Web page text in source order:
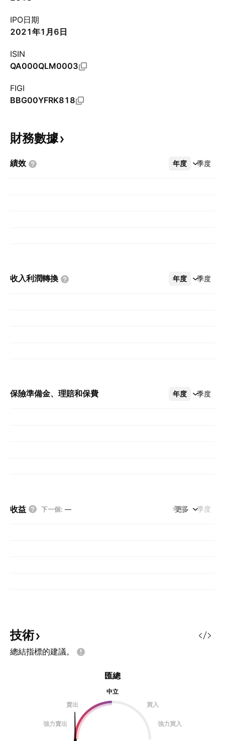
IPO日期
2021年1月6日
ISIN
QA000QLM0003
FIGI
BBG00YFRK818
財務數據
績效 年度 季度
更多
收入利潤轉換 年度 季度
更多
保險準備金、理賠和保費 年度 季度
更多
收益 下一個: — 年度 季度
更多
技術
總結指標的建議。
匯總
中立
賣出
買入
強力賣出 強力買入